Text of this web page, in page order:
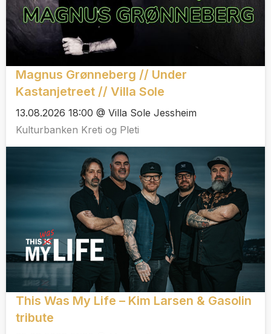
Magnus Grønneberg // Under
Kastanjetreet // Villa Sole
13.08.2026 18:00 @ Villa Sole Jessheim
Kulturbanken Kreti og Pleti
This Was My Life – Kim Larsen & Gasolin
tribute